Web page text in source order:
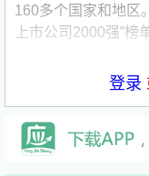
160多个国家和地区
上市公司2000强”榜
公司现有9万多名员
海、重庆、合肥、
州、洛阳、南京、
登录